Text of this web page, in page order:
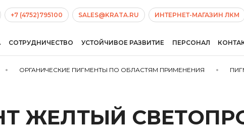
+7 (4752)795100 SALES@KRATA.RU ИНТЕРНЕТ-МАГАЗИН ЛКМ
СОТРУДНИЧЕСТВО УСТОЙЧИВОЕ РАЗВИТИЕ ПЕРСОНАЛ
ОРГАНИЧЕСКИЕ ПИГМЕНТЫ ПО ОБЛАСТЯМ ПРИМЕНЕНИЯ
ЖЕЛТЫЙ